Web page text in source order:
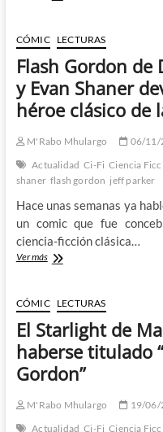
de
Superman:
Genealogía
unos
calzoncillos
CÓMIC LECTURAS
Flash Gordon de
y Evan Shaner
héroe clásico de
M'Rabo Mhulargo 06/11/
Actualidad Ci-Fi Ciencia
shaner flash gordon jeff parker
Hace unas semanas ya
un comic que fue
ciencia-ficción clásica…
Ver másFlash
Dynamite
–
Jeff
y
Evan
devuelven
CÓMIC LECTURAS
El Starlight de
haberse titulado
Gordon”
M'Rabo Mhulargo 19/06/
Actualidad Ci-Fi Ciencia